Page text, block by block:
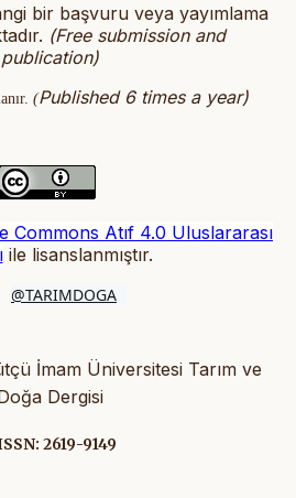
bir başvuru veya yayımlama
(Free submission and
publication)
(Published 6 times a year)
Commons Atıf 4.0 Uluslararası
ile lisanslanmıştır.
@TARIMDOGA
İmam Üniversitesi Tarım ve
Dergisi
2619-9149